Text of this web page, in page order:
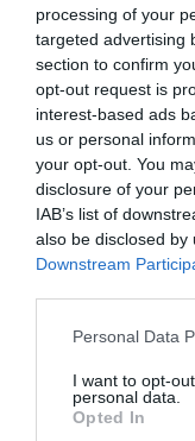
processing of your
targeted advertising
section to confirm
opt-out request is
interest-based ads
us or personal
your opt-out. You
disclosure of your
IAB’s list of
also be disclosed
Downstream
Please note that
not limited to your
grant or deny
use your data for
Personal Data
I want to opt-
personal data.
Opted In
A teszt célja
űreszköz
módja-e annak